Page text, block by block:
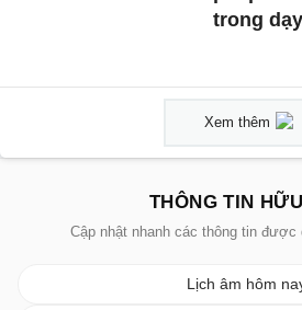
trong
Xem thêm
THÔNG TIN
Cập nhật nhanh các thông tin được
Lịch âm hôm